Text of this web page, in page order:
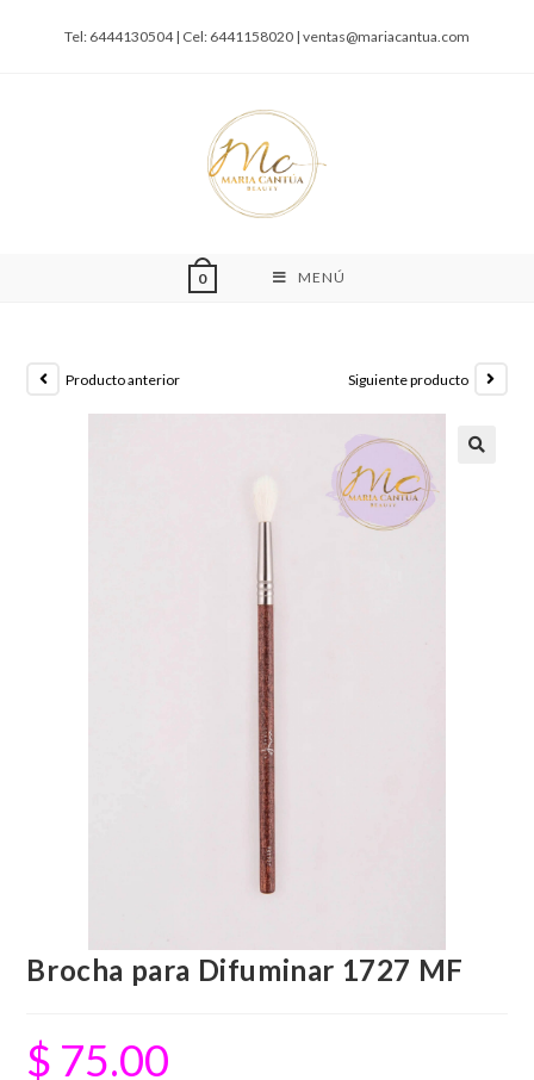
Tel: 6444130504 | Cel: 6441158020 | ventas@mariacantua.com
0 MENÚ
Producto anterior Siguiente producto
Brocha para Difuminar 1727 MF
$ 75.00